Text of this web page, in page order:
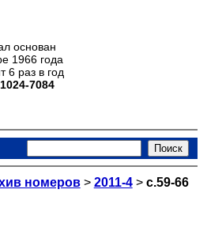
основан
1966 года
6 раз в год
7084
номеров> 2011-4> с.59-66